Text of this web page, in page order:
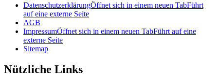
DatenschutzerklärungÖffnet sich in einem neuen TabFührt
auf eine externe Seite
AGB
ImpressumÖffnet sich in einem neuen TabFührt auf eine
externe Seite
Sitemap
Nützliche Links